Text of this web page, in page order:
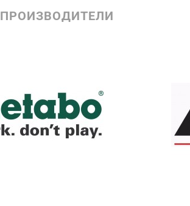
ПРОИЗВОДИТЕЛИ